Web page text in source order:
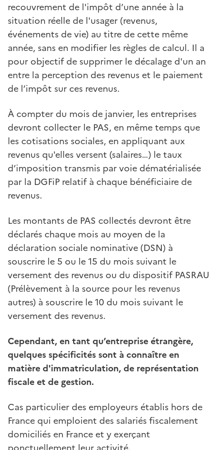
recouvrement de l'impôt d’une année à la
situation réelle de l'usager (revenus,
événements de vie) au titre de cette même
année, sans en modifier les règles de calcul. Il a
pour objectif de supprimer le décalage d'un an
entre la perception des revenus et le paiement
de l’impôt sur ces revenus.
À compter du mois de janvier, les entreprises
devront collecter le PAS, en même temps que
les cotisations sociales, en appliquant aux
revenus qu'elles versent (salaires…) le taux
d’imposition transmis par voie dématérialisée
par la DGFiP relatif à chaque bénéficiaire de
revenus.
Les montants de PAS collectés devront être
déclarés chaque mois au moyen de la
déclaration sociale nominative (DSN) à
souscrire le 5 ou le 15 du mois suivant le
versement des revenus ou du dispositif PASRAU
(Prélèvement à la source pour les revenus
autres) à souscrire le 10 du mois suivant le
versement des revenus.
Cependant, en tant qu’entreprise étrangère,
quelques spécificités sont à connaître en
matière d'immatriculation, de représentation
fiscale et de gestion.
Cas particulier des employeurs établis hors de
France qui emploient des salariés fiscalement
domiciliés en France et y exerçant